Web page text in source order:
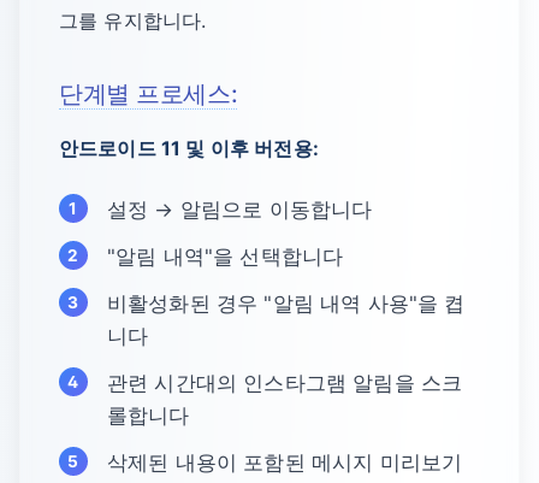
그를 유지합니다.
단계별 프로세스:
안드로이드 11 및 이후 버전용:
설정 → 알림으로 이동합니다
"알림 내역"을 선택합니다
비활성화된 경우 "알림 내역 사용"을 켭
니다
관련 시간대의 인스타그램 알림을 스크
롤합니다
삭제된 내용이 포함된 메시지 미리보기